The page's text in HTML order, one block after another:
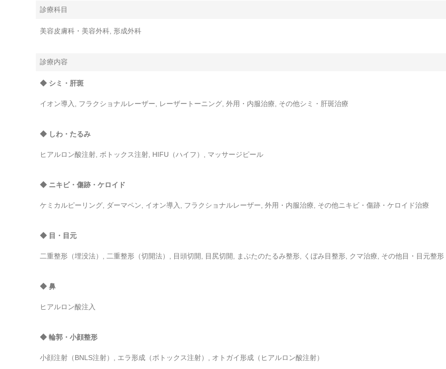
診療科目
美容皮膚科・美容外科, 形成外科
診療内容
◆ シミ・肝斑
イオン導入, フラクショナルレーザー, レーザートーニング, 外用・内服治療, その他シミ・肝斑治療
◆ しわ・たるみ
ヒアルロン酸注射, ボトックス注射, HIFU（ハイフ）, マッサージピール
◆ ニキビ・傷跡・ケロイド
ケミカルピーリング, ダーマペン, イオン導入, フラクショナルレーザー, 外用・内服治療, その他ニキビ・傷跡・ケロイド治療
◆ 目・目元
二重整形（埋没法）, 二重整形（切開法）, 目頭切開, 目尻切開, まぶたのたるみ整形, くぼみ目整形, クマ治療, その他目・目元整形
◆ 鼻
ヒアルロン酸注入
◆ 輪郭・小顔整形
小顔注射（BNLS注射）, エラ形成（ボトックス注射）, オトガイ形成（ヒアルロン酸注射）